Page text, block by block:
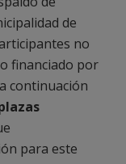
de
no
financiado por
continuación
para este